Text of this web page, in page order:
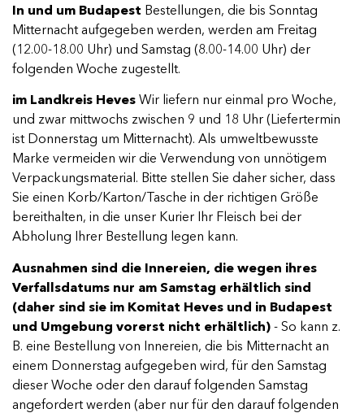
In und um Budapest Bestellungen, die bis Sonntag
Mitternacht aufgegeben werden, werden am Freitag
(12.00-18.00 Uhr) und Samstag (8.00-14.00 Uhr) der
folgenden Woche zugestellt.
im Landkreis Heves Wir liefern nur einmal pro Woche,
und zwar mittwochs zwischen 9 und 18 Uhr (Liefertermin
ist Donnerstag um Mitternacht). Als umweltbewusste
Marke vermeiden wir die Verwendung von unnötigem
Verpackungsmaterial. Bitte stellen Sie daher sicher, dass
Sie einen Korb/Karton/Tasche in der richtigen Größe
bereithalten, in die unser Kurier Ihr Fleisch bei der
Abholung Ihrer Bestellung legen kann.
Ausnahmen sind die Innereien, die wegen ihres
Verfallsdatums nur am Samstag erhältlich sind
(daher sind sie im Komitat Heves und in Budapest
und Umgebung vorerst nicht erhältlich) - So kann z.
B. eine Bestellung von Innereien, die bis Mitternacht an
einem Donnerstag aufgegeben wird, für den Samstag
dieser Woche oder den darauf folgenden Samstag
angefordert werden (aber nur für den darauf folgenden